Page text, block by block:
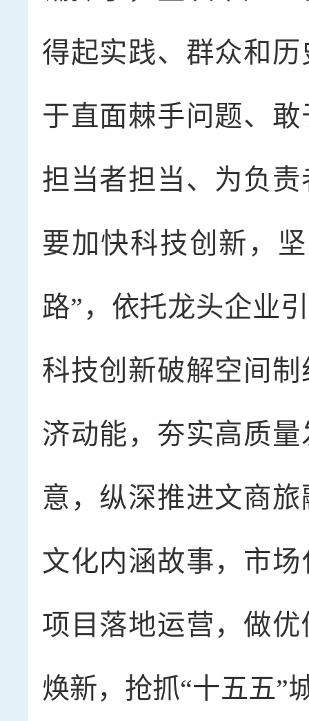
得起实践、群众和
于直面棘手问题、
担当者担当、为负
要加快科技创新，
路”，依托龙头企业
科技创新破解空间
济动能，夯实高质
意，纵深推进文商
文化内涵故事，市
项目落地运营，做
焕新，抢抓“十五五”